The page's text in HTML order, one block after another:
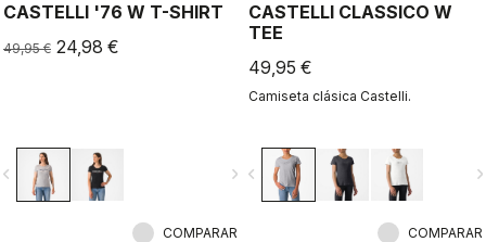
CASTELLI '76 W T-SHIRT
49,95 € 24,98 €
navigate_next
COMPARAR
CASTELLI CLASSICO W
TEE
49,95 €
Camiseta clásica Castelli.
navigate_before
COMPARAR